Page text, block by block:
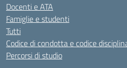
Docenti e ATA
Famiglie e studenti
Tutti
Codice di condotta e codice
Percorsi di studio